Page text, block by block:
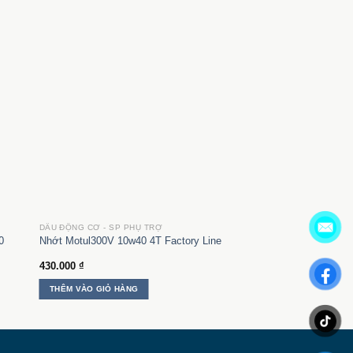
DẦU ĐỘNG CƠ - SP PHỤ TRỢ
Nhớt Motul300V 10w40 4T Factory Line
430.000 ₫
THÊM VÀO GIỎ HÀNG